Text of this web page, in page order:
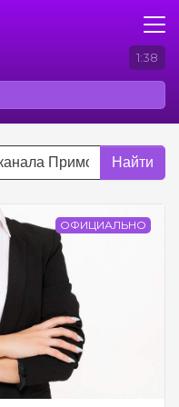
1:38
Найти
ОФИЦИАЛЬНО